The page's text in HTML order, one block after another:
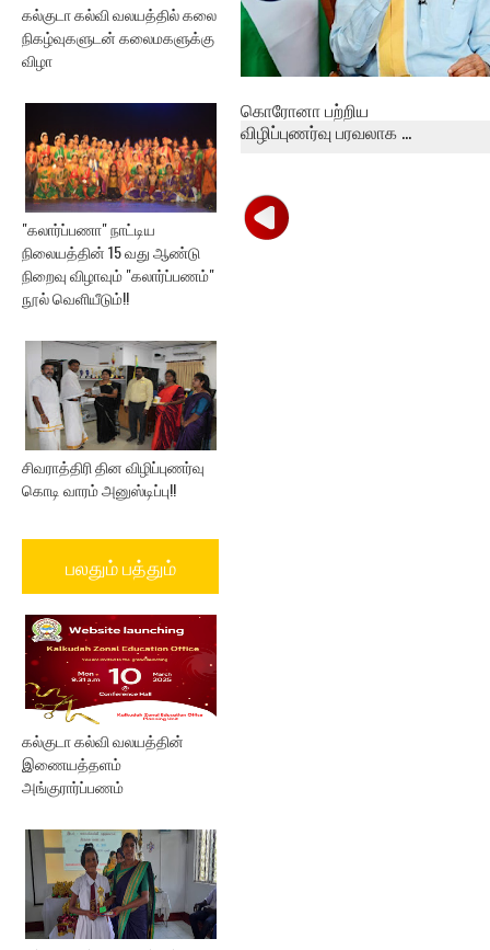
கல்குடா கல்வி வலயத்தில் கலை
நிகழ்வுகளுடன் கலைமகளுக்கு
விழா
"கலார்ப்பணா" நாட்டிய
நிலையத்தின் 15 வது ஆண்டு
நிறைவு விழாவும் "கலார்ப்பணம்"
நூல் வெளியீடும்!!
சிவராத்திரி தின விழிப்புணர்வு
கொடி வாரம் அனுஸ்டிப்பு!!
பலதும் பத்தும்
கல்குடா கல்வி வலயத்தின்
இணையத்தளம்
அங்குரார்ப்பணம்
கொரோனா பற்றிய
விழிப்புணர்வு பரவலாக ...